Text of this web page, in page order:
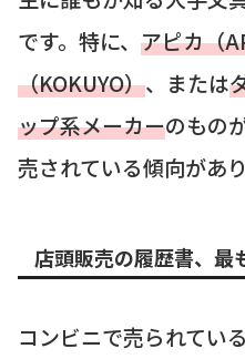
です。特に、 アピカ（
（KOKUYO）、または
ップ系メーカーのもの
売されている傾向があり
店頭販売の履歴書、最
コンビニで売られてい